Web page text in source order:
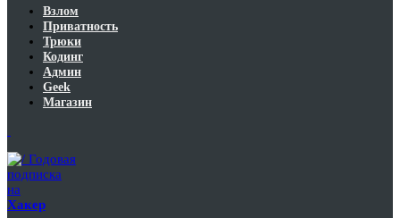
Взлом
Приватность
Трюки
Кодинг
Админ
Geek
Магазин
Годовая
подписка
на
Хакер